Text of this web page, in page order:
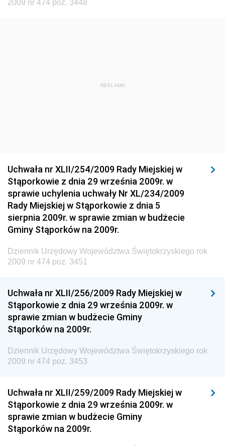
Dziennik Urzędowy Ministra Budownictwa i Przemysłu
Środowiska
Dziennik Urzędowy Ministerstwa Administracji,
Gospodarki Terenowej i Ochrony Środowiska
Dziennik Urzędowy Ministerstwa Administracji i
Gospodarki Przestrzennej
Dziennik Urzędowy Unii Europejskiej, L
Dziennik Urzędowy Ministerstwa Komunikacji
Chemicznego i Lekkiego
Dziennik Urzędowy Ministerstwa Rolnictwa i
Gospodarki Żywnościowej
Społecznej
Dziennik Urzędowy Ministra Cyfryzacji
Dziennik Urzędowy Ministra Infrastruktury i
Budownictwa
Dziennik Urzędowy Ministra Gospodarki Morskiej i
2009 nr 474 poz. 3448
REKLAMA
Uchwała nr XLII/254/2009 Rady Miejskiej w
Stąporkowie z dnia 29 września 2009r. w
sprawie uchylenia uchwały Nr XL/234/2009
Rady Miejskiej w Stąporkowie z dnia 5
sierpnia 2009r. w sprawie zmian w budżecie
Gminy Stąporków na 2009r.
Dziennik Urzędowy Województwa Świętokrzyskiego rok
2009 nr 474 poz. 3451
Uchwała nr XLII/256/2009 Rady Miejskiej w
Stąporkowie z dnia 29 września 2009r. w
sprawie zmian w budżecie Gminy
Stąporków na 2009r.
Dziennik Urzędowy Województwa Świętokrzyskiego rok
2009 nr 474 poz. 3453
Uchwała nr XLII/259/2009 Rady Miejskiej w
Stąporkowie z dnia 29 września 2009r. w
sprawie zmian w budżecie Gminy
Stąporków na 2009r.